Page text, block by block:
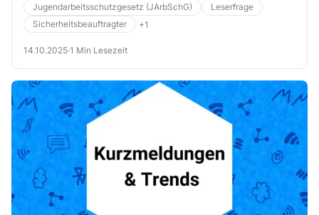
Jugendarbeitsschutzgesetz (JArbSchG)
Leserfrage
Sicherheitsbeauftragter
+1
14.10.2025·1 Min Lesezeit